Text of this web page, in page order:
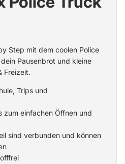
Step mit dem coolen Police
Pausenbrot und kleine
Freizeit.
Trips und
zum einfachen Öffnen und
sind verbunden und können